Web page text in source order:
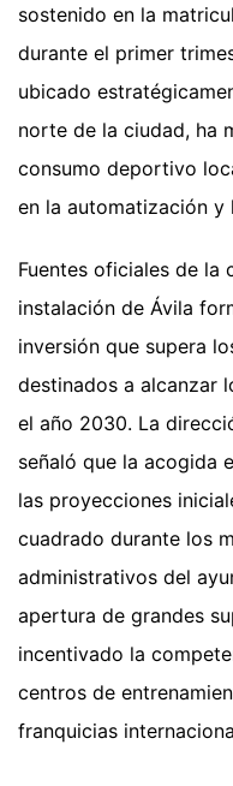
sostenido en la
durante el primer
ubicado
norte de la ciudad, ha
consumo deportivo
en la automatización
Fuentes oficiales de la
instalación de Ávila
inversión que supera
destinados a alcanzar
el año 2030. La
señaló que la acogida
las proyecciones
cuadrado durante los
administrativos del
apertura de grandes
incentivado la
centros de
franquicias